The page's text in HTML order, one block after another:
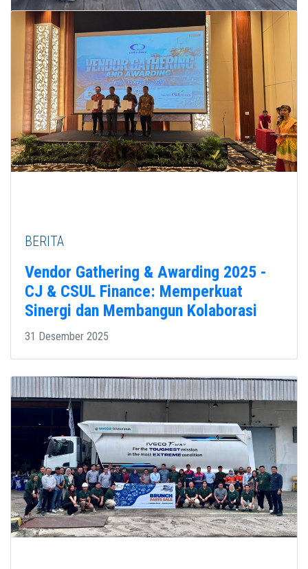
BERITA
Vendor Gathering & Awarding 2025 -
CJ & CSUL Finance: Memperkuat
Sinergi dan Membangun Kolaborasi
31 Desember 2025